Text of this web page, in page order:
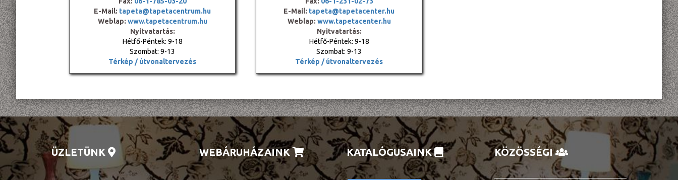
E-Mail: tapeta@tapetacentrum.hu
Weblap: www.tapetacentrum.hu
Nyitvatartás:
Hétfő-Péntek: 9-18
Szombat: 9-13
Térkép / útvonaltervezés
E-Mail: tapeta@tapetacenter.hu
Weblap: www.tapetacenter.hu
Nyitvatartás:
Hétfő-Péntek: 9-18
Szombat: 9-13
Térkép / útvonaltervezés
ÜZLETÜNK WEBÁRUHÁZAINK KATALÓGUSAINK KÖZÖSSÉGI